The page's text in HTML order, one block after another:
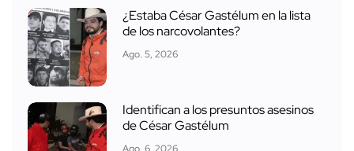
¿Estaba César Gastélum en la lista
de los narcovolantes?
Ago. 5, 2026
Identifican a los presuntos asesinos
de César Gastélum